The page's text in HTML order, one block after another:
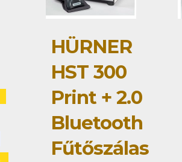
HÜRNER
HST 300
Print + 2.0
Bluetooth
Fűtőszálas